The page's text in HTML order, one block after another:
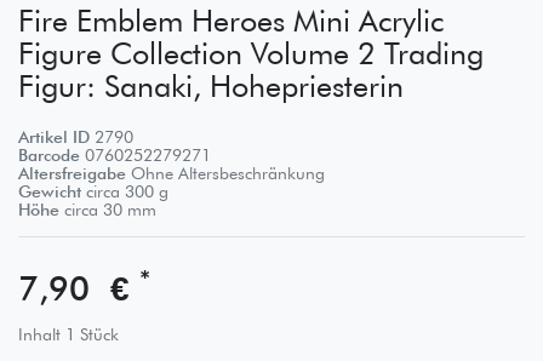
Fire Emblem Heroes Mini Acrylic
Figure Collection Volume 2 Trading
Figur: Sanaki, Hohepriesterin
Artikel ID 2790
Barcode 0760252279271
Altersfreigabe Ohne Altersbeschränkung
Gewicht circa 300 g
Höhe circa 30 mm
7,90 € *
Inhalt 1 Stück